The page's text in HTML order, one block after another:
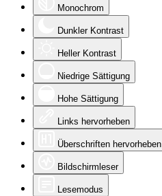
Monochrom
Dunkler Kontrast
Heller Kontrast
Niedrige Sättigung
Hohe Sättigung
Links hervorheben
Überschriften hervorheben
Bildschirmleser
Lesemodus